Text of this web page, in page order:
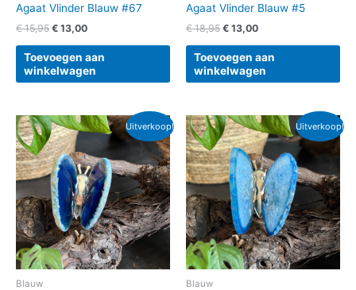
Agaat Vlinder Blauw #67
€15,95 € 13,00
Toevoegen aan
winkelwagen
Agaat Vlinder Blauw #5
€18,95 € 13,00
Toevoegen aan
winkelwagen
Uitverkoop!
Blauw
Oorspronkelijke
prijs
was:
€ 15,95.
Huidige
prijs
€ 13,00.
Uitverkoop!
Blauw
Oorspronkelijke
prijs
was:
€ 15,95.
Huidige
prijs
is:
€ 13,00.